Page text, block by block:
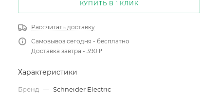
КУПИТЬ В 1 КЛИК
Рассчитать доставку
Самовывоз сегодня - бесплатно
Доставка завтра - 390 ₽
Характеристики
Бренд — Schneider Electric